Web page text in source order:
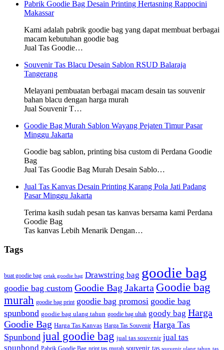
Pabrik Goodie Bag Desain Printing Hertasning Rappocini
Makassar
Kami adalah pabrik goodie bag yang dapat membuat berbagai
macam kebutuhan goodie bag
Jual Tas Goodie…
Souvenir Tas Blacu Desain Sablon RSUD Balaraja
Tangerang
Melayani pembuatan berbagai macam desain tas souvenir
bahan blacu dengan harga murah
Jual Souvenir T…
Goodie Bag Murah Sablon Wayang Pejaten Timur Pasar
Minggu Jakarta
Goodie bag sablon, printing bisa custom di Perdana Goodie
Bag
Jual Tas Goodie Bag Murah Desain Sablo…
Jual Tas Kanvas Desain Printing Karang Pola Jati Padang
Pasar Minggu Jakarta
Terima kasih sudah pesan tas kanvas bersama kami Perdana
Goodie Bag
Tas kanvas Lebih Menarik Dengan…
Tags
buat goodie bag cetak goodie bag Drawstring bag goodie bag
goodie bag custom Goodie Bag Jakarta Goodie bag
murah goodie bag print goodie bag promosi goodie bag
spunbond goodie bag ulang tahun goodie bag ultah goody bag Harga
Goodie Bag Harga Tas Kanvas Harga Tas Souvenir Harga Tas
Spunbond jual goodie bag jual tas souvenir jual tas
spunbond Pabrik Goodie Bag print tas murah souvenir tas souvenir ulang tahun tas